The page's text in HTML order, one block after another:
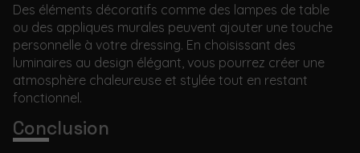
Des éléments décoratifs comme des lampes de table
ou des appliques murales peuvent ajouter une touche
personnelle à votre dressing. En choisissant des
luminaires au design élégant, vous pourrez créer une
atmosphère chaleureuse et stylée tout en restant
fonctionnel.
Conclusion